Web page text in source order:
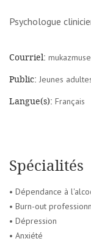
Psychologue
Courriel:
Public: Jeunes
Langue(s): Français
Spécialités
• Dépendance à
• Burn-out
• Dépression
• Anxiété